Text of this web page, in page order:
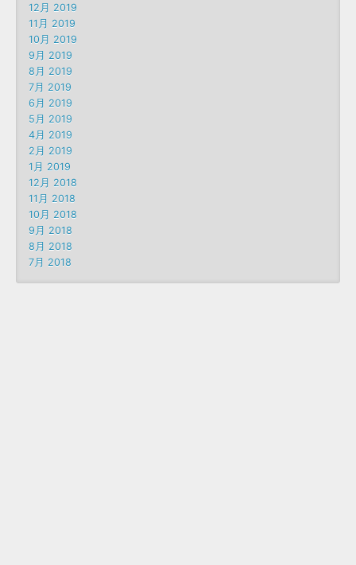
12月 2019
11月 2019
10月 2019
9月 2019
8月 2019
7月 2019
6月 2019
5月 2019
4月 2019
2月 2019
1月 2019
12月 2018
11月 2018
10月 2018
9月 2018
8月 2018
7月 2018